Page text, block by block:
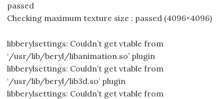
passed
Checking maximum texture size : passed (4096×4096)
libberylsettings: Couldn’t get vtable from
‘/usr/lib/beryl/libanimation.so’ plugin
libberylsettings: Couldn’t get vtable from
‘/usr/lib/beryl/lib3d.so’ plugin
libberylsettings: Couldn’t get vtable from